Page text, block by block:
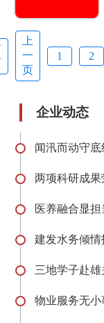
上
一
页
1 2
企业动态
闻汛而动守
两项科研成
医养融合显
建发水务倾情
三地学子赴
物业服务无小